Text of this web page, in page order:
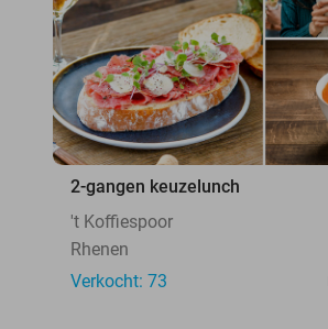
2-gangen keuzelunch
't Koffiespoor
Rhenen
Verkocht: 73